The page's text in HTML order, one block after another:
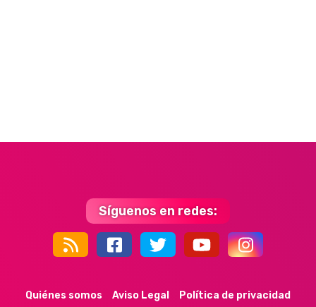
Síguenos en redes:
44k 9k 35k 352
Quiénes somos Aviso Legal
Política de privacidad